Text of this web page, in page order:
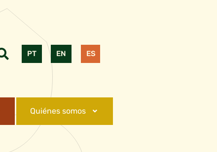
PT EN ES
Quiénes somos